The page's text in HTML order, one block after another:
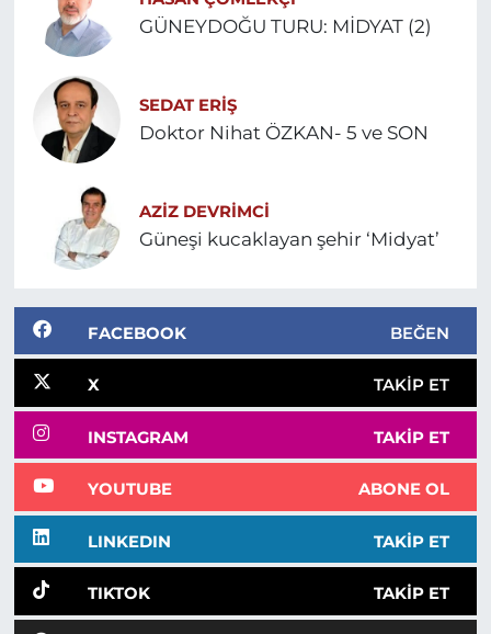
GÜNEYDOĞU TURU: MİDYAT (2)
SEDAT ERİŞ
Doktor Nihat ÖZKAN- 5 ve SON
AZIZ DEVRIMCI
Güneşi kucaklayan şehir ‘Midyat’
FACEBOOK BEĞEN
X TAKIP ET
INSTAGRAM TAKIP ET
YOUTUBE ABONE OL
LINKEDIN TAKIP ET
TIKTOK TAKIP ET